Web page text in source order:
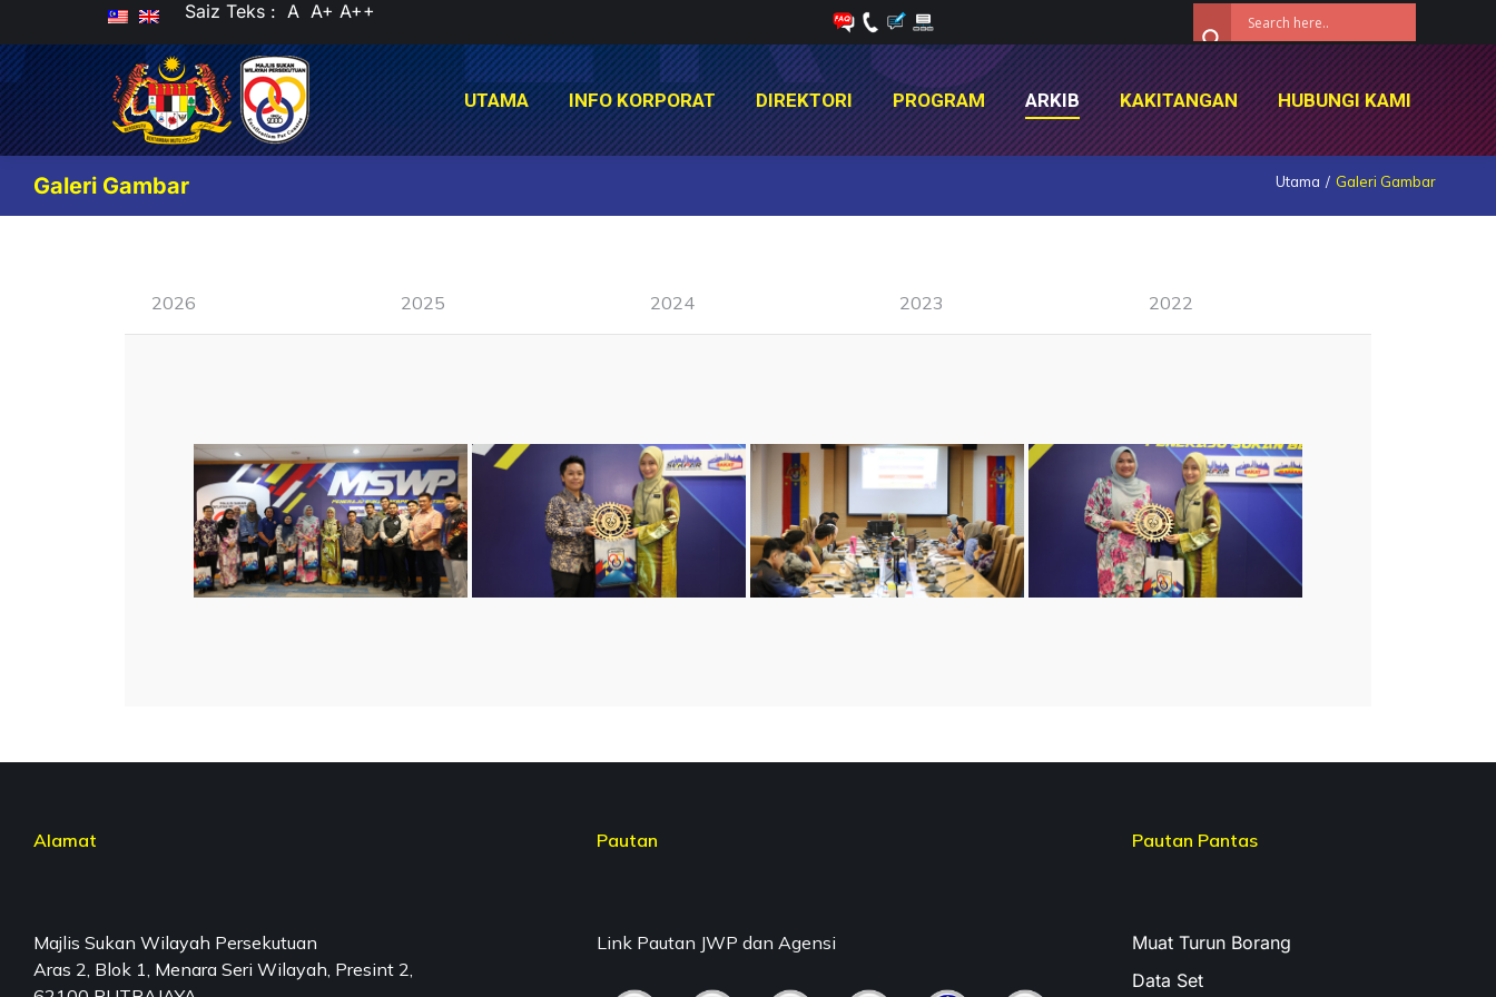
Saiz Teks : A A+ A++
UTAMA INFO KORPORAT DIREKTORI PROGRAM ARKIB KAKITANGAN HUBUNGI KAMI
Galeri Gambar Utama Galeri Gambar
2026 2025 2024 2023 2022
Alamat
Majlis Sukan Wilayah Persekutuan
Aras 2, Blok 1, Menara Seri Wilayah, Presint 2,
Pautan
Link Pautan JWP dan Agensi
Pautan Pantas
Muat Turun Borang
Data Set
UTAMA INFO KORPORAT DIREKTORI PROGRAM ARKIB KAKITANGAN HUBUNGI KAMI